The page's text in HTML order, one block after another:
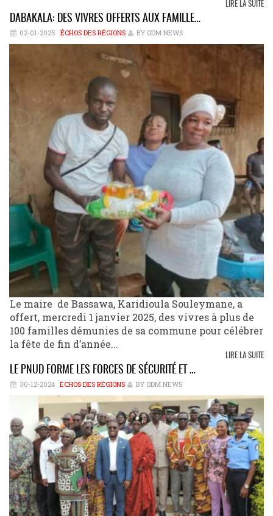
LIRE LA SUITE
DABAKALA: DES VIVRES OFFERTS AUX FAMILLE…
02-01-2025 ÉCHOS DES RÉGIONS BY ODM NEWS
Le maire de Bassawa, Karidioula Souleymane, a
offert, mercredi 1 janvier 2025, des vivres à plus de
100 familles démunies de sa commune pour célébrer
la fête de fin d’année...
LIRE LA SUITE
LE PNUD FORME LES FORCES DE SÉCURITÉ ET …
30-12-2024 ÉCHOS DES RÉGIONS BY ODM NEWS